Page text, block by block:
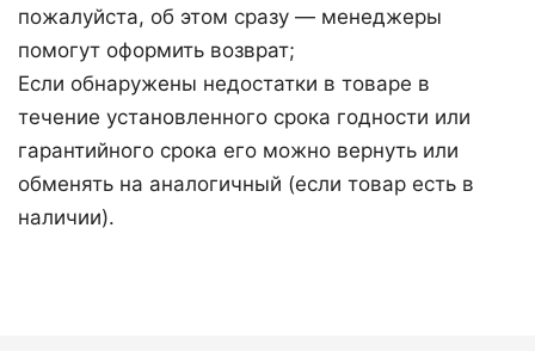
пожалуйста, об этом сразу — менеджеры
помогут оформить возврат;
Если обнаружены недостатки в товаре в
течение установленного срока годности или
гарантийного срока его можно вернуть или
обменять на аналогичный (если товар есть в
наличии).